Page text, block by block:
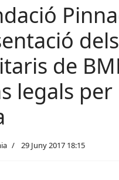
de
legals
29 Juny 2017 18:15